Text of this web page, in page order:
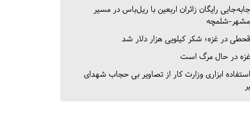
جابه‌جایی رایگان زائران اربعین با ریل‌باس در مسیر
شلمچه
قحطی در غزه؛ شکر کیلویی هزار دلار شد
غزه در حال مرگ است
استفاده ابزاری وزارت کار از تصاویر بی حجاب شهدای